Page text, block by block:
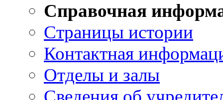
Справочная
Страницы истории
Контактная
Отделы и залы